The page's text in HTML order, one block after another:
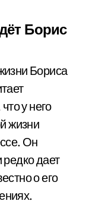
Борис
Бориса
у него
жизни
Он
редко дает
о его